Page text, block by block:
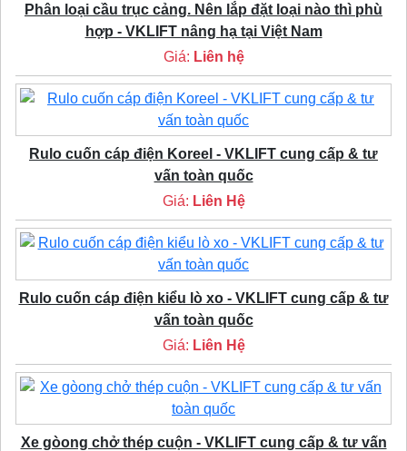
Phân loại cầu trục cảng. Nên lắp đặt loại nào thì phù
hợp - VKLIFT nâng hạ tại Việt Nam
Giá: Liên hệ
Rulo cuốn cáp điện Koreel - VKLIFT cung cấp & tư
vấn toàn quốc
Giá: Liên Hệ
Rulo cuốn cáp điện kiểu lò xo - VKLIFT cung cấp & tư
vấn toàn quốc
Giá: Liên Hệ
Xe gòong chở thép cuộn - VKLIFT cung cấp & tư vấn